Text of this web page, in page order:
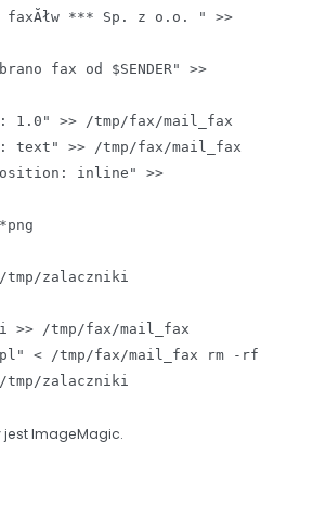
faxĂłw *** Sp. z o.o. " >>
fax od $SENDER" >>
1.0" >> /tmp/fax/mail_fax
text" >> /tmp/fax/mail_fax
inline" >>
/tmp/zalaczniki
>> /tmp/fax/mail_fax
< /tmp/fax/mail_fax rm -rf
zalaczniki
jest ImageMagic.